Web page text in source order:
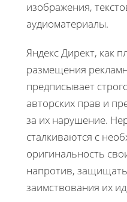
изображения,
аудиоматериалы.
Яндекс Директ, как
размещения
предписывает
авторских прав и
за их нарушение.
сталкиваются с
оригинальность
напротив,
заимствования их